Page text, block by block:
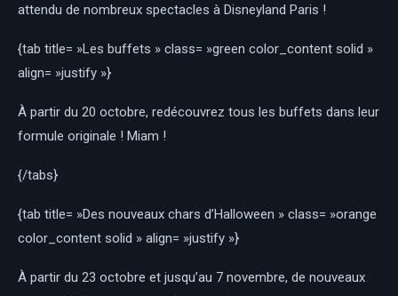
attendu de nombreux spectacles à Disneyland Paris !
{tab title= »Les buffets » class= »green color_content solid »
align= »justify »}
À partir du 20 octobre, redécouvrez tous les buffets dans leur
formule originale ! Miam !
{/tabs}
{tab title= »Des nouveaux chars d’Halloween » class= »orange
color_content solid » align= »justify »}
À partir du 23 octobre et jusqu’au 7 novembre, de nouveaux